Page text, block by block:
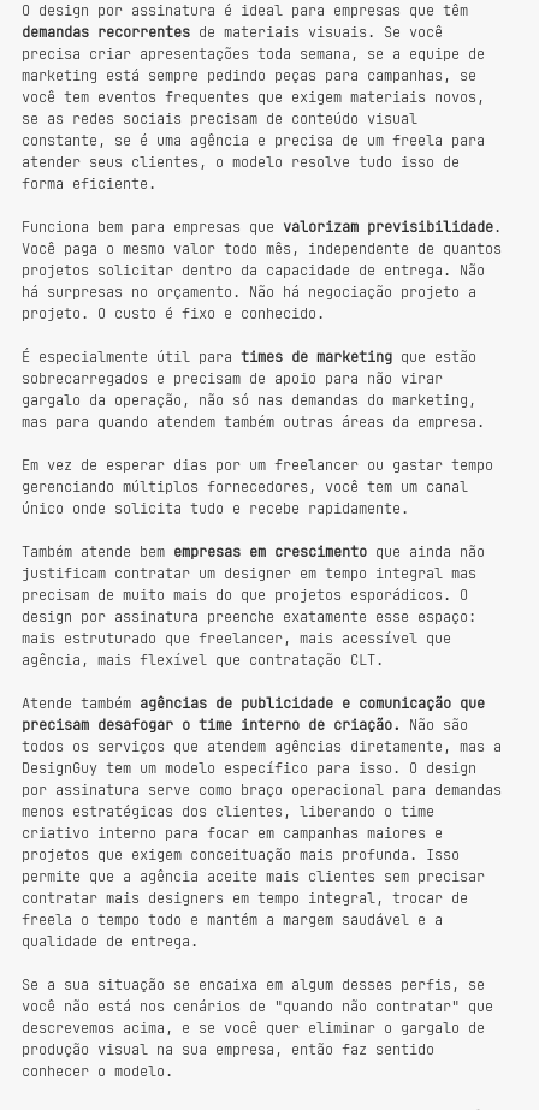
O design por assinatura é ideal para empresas que têm
demandas recorrentes de materiais visuais. Se você
precisa criar apresentações toda semana, se a equipe de
marketing está sempre pedindo peças para campanhas, se
você tem eventos frequentes que exigem materiais novos,
se as redes sociais precisam de conteúdo visual
constante, se é uma agência e precisa de um freela para
atender seus clientes, o modelo resolve tudo isso de
forma eficiente.
Funciona bem para empresas que valorizam previsibilidade.
Você paga o mesmo valor todo mês, independente de quantos
projetos solicitar dentro da capacidade de entrega. Não
há surpresas no orçamento. Não há negociação projeto a
projeto. O custo é fixo e conhecido.
É especialmente útil para times de marketing que estão
sobrecarregados e precisam de apoio para não virar
gargalo da operação, não só nas demandas do marketing,
mas para quando atendem também outras áreas da empresa.
Em vez de esperar dias por um freelancer ou gastar tempo
gerenciando múltiplos fornecedores, você tem um canal
único onde solicita tudo e recebe rapidamente.
Também atende bem empresas em crescimento que ainda não
justificam contratar um designer em tempo integral mas
precisam de muito mais do que projetos esporádicos. O
design por assinatura preenche exatamente esse espaço:
mais estruturado que freelancer, mais acessível que
agência, mais flexível que contratação CLT.
Atende também agências de publicidade e comunicação que
precisam desafogar o time interno de criação.
Não são
todos os serviços que atendem agências diretamente, mas a
DesignGuy tem um modelo específico para isso. O design
por assinatura serve como braço operacional para demandas
menos estratégicas dos clientes, liberando o time
criativo interno para focar em campanhas maiores e
projetos que exigem conceituação mais profunda. Isso
permite que a agência aceite mais clientes sem precisar
contratar mais designers em tempo integral, trocar de
freela o tempo todo e mantém a margem saudável e a
qualidade de entrega.
Se a sua situação se encaixa em algum desses perfis, se
você não está nos cenários de "quando não contratar" que
descrevemos acima, e se você quer eliminar o gargalo de
produção visual na sua empresa, então faz sentido
conhecer o modelo.